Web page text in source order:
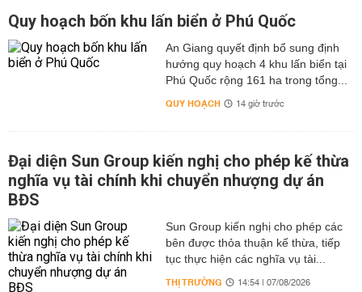
Quy hoạch bốn khu lấn biển ở Phú Quốc
An Giang quyết định bổ sung định
hướng quy hoạch 4 khu lấn biển tại
Phú Quốc rộng 161 ha trong tổng...
QUY HOẠCH 14 giờ trước
Đại diện Sun Group kiến nghị cho phép kế thừa
nghĩa vụ tài chính khi chuyển nhượng dự án
BĐS
Sun Group kiến nghị cho phép các
bên được thỏa thuận kế thừa, tiếp
tục thực hiện các nghĩa vụ tài...
THỊ TRƯỜNG 14:54 | 07/08/2026